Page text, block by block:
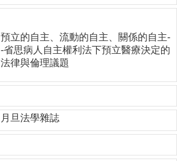
預立的自主、流動的自主、關係的自主-
-省思病人自主權利法下預立醫療決定的
法律與倫理議題
月旦法學雜誌